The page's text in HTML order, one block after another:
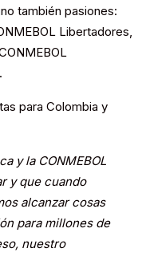
también pasiones:
Libertadores,
para Colombia y
y la CONMEBOL
y que cuando
alcanzar cosas
para millones de
nuestro